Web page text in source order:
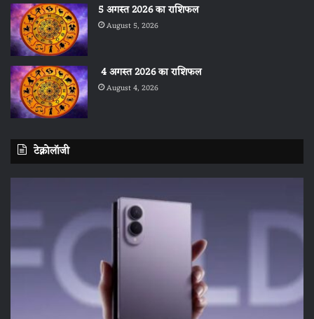
5 अगस्त 2026 का राशिफल
August 5, 2026
4 अगस्त 2026 का राशिफल
August 4, 2026
टेक्नोलॉजी